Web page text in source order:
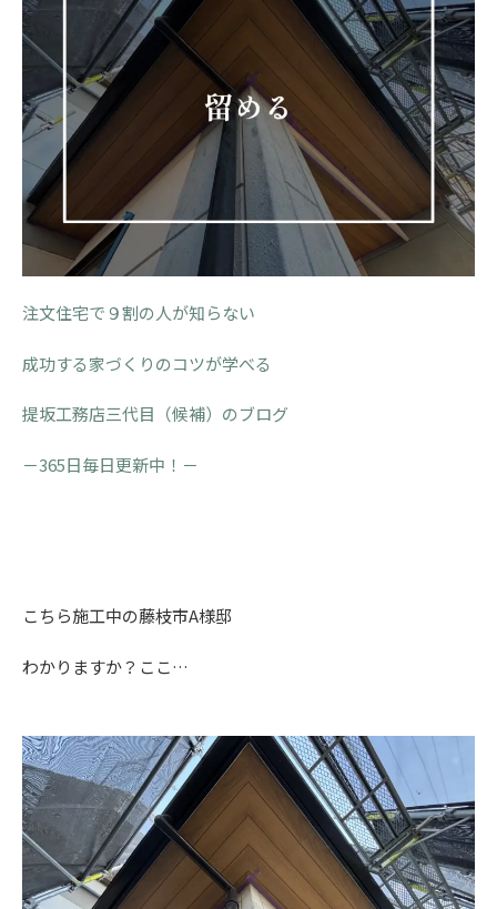
注文住宅で９割の人が知らない
成功する家づくりのコツが学べる
提坂工務店三代目（候補）のブログ
－365日毎日更新中！－
こちら施工中の藤枝市A様邸
わかりますか？ここ…